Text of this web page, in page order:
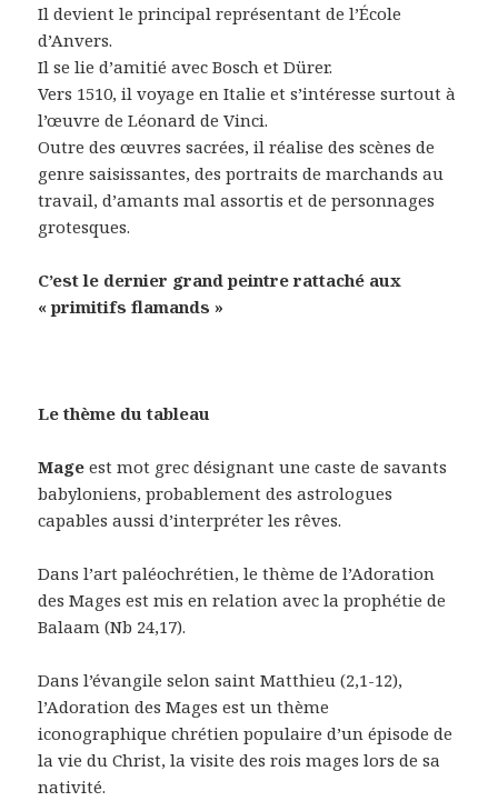
Il devient le principal représentant de l’École
d’Anvers.
Il se lie d’amitié avec Bosch et Dürer.
Vers 1510, il voyage en Italie et s’intéresse surtout à
l’œuvre de Léonard de Vinci.
Outre des œuvres sacrées, il réalise des scènes de
genre saisissantes, des portraits de marchands au
travail, d’amants mal assortis et de personnages
grotesques.
C’est le dernier grand peintre rattaché aux
« primitifs flamands »
Le thème du tableau
Mageest mot grec désignant une caste de savants
babyloniens, probablement des astrologues
capables aussi d’interpréter les rêves.
Dans l’art paléochrétien, le thème de l’Adoration
des Mages est mis en relation avec la prophétie de
Balaam (Nb 24,17).
Dans l’évangile selon saint Matthieu (2,1-12),
l’Adoration des Mages est un thème
iconographique chrétien populaire d’un épisode de
la vie du Christ, la visite des rois mages lors de sa
nativité.